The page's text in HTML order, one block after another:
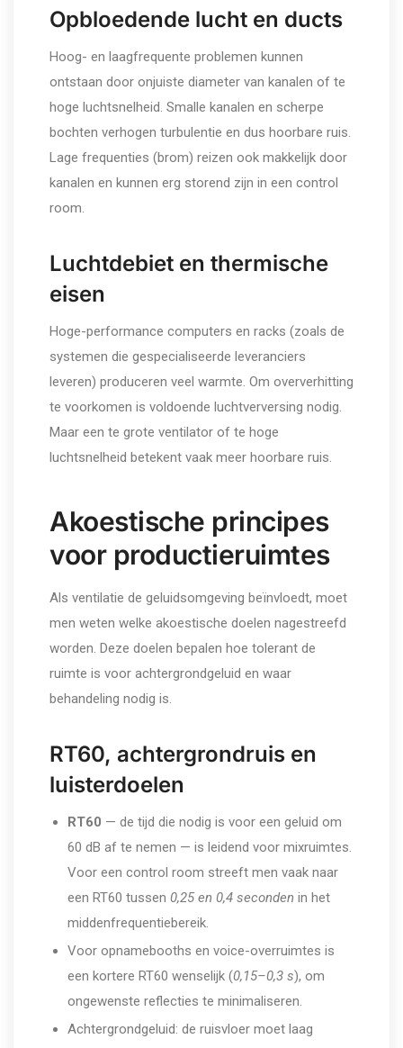
Opbloedende lucht en ducts
Hoog- en laagfrequente problemen kunnen
ontstaan door onjuiste diameter van kanalen of te
hoge luchtsnelheid. Smalle kanalen en scherpe
bochten verhogen turbulentie en dus hoorbare ruis.
Lage frequenties (brom) reizen ook makkelijk door
kanalen en kunnen erg storend zijn in een control
room.
Luchtdebiet en thermische
eisen
Hoge-performance computers en racks (zoals de
systemen die gespecialiseerde leveranciers
leveren) produceren veel warmte. Om oververhitting
te voorkomen is voldoende luchtverversing nodig.
Maar een te grote ventilator of te hoge
luchtsnelheid betekent vaak meer hoorbare ruis.
Akoestische principes
voor productieruimtes
Als ventilatie de geluidsomgeving beïnvloedt, moet
men weten welke akoestische doelen nagestreefd
worden. Deze doelen bepalen hoe tolerant de
ruimte is voor achtergrondgeluid en waar
behandeling nodig is.
RT60, achtergrondruis en
luisterdoelen
RT60 — de tijd die nodig is voor een geluid om
60 dB af te nemen — is leidend voor mixruimtes.
Voor een control room streeft men vaak naar
een RT60 tussen 0,25 en 0,4 seconden in het
middenfrequentiebereik.
Voor opnamebooths en voice-overruimtes is
een kortere RT60 wenselijk (0,15–0,3 s), om
ongewenste reflecties te minimaliseren.
Achtergrondgeluid: de ruisvloer moet laag